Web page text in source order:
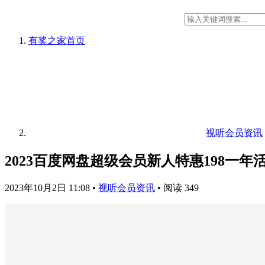
有奖之家首页
视听会员资讯
2023百度网盘超级会员新人特惠198一年
2023年10月2日 11:08 • 视听会员资讯 • 阅读 349